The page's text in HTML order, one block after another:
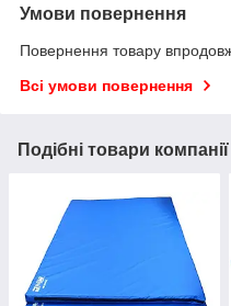
Умови повернення
Повернення товару
Всі умови повернення
Подібні товари компанії